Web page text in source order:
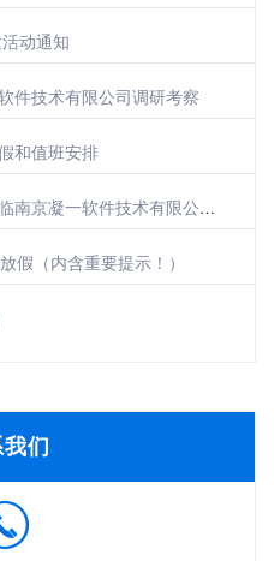
动通知
件技术有限公司调研考察
和值班安排
一软件技术有限公司参观调研
假（内含重要提示！）
们